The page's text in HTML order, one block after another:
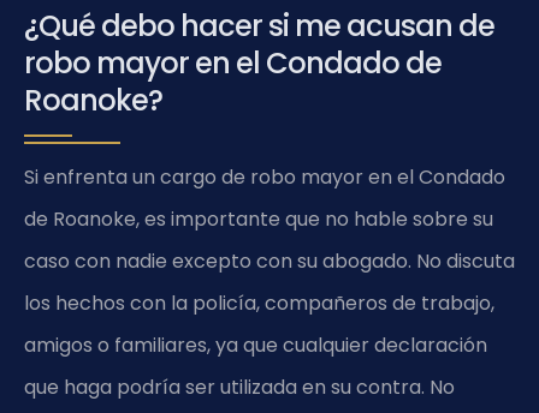
¿Qué debo hacer si me acusan de
robo mayor en el Condado de
Roanoke?
Si enfrenta un cargo de robo mayor en el Condado
de Roanoke, es importante que no hable sobre su
caso con nadie excepto con su abogado. No discuta
los hechos con la policía, compañeros de trabajo,
amigos o familiares, ya que cualquier declaración
que haga podría ser utilizada en su contra. No